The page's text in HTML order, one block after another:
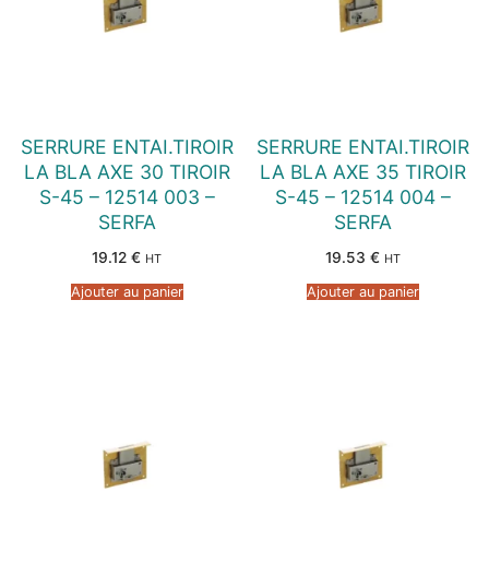
SERRURE ENTAI.TIROIR
LA BLA AXE 30 TIROIR
S-45 – 12514 003 –
SERFA
19.12 € HT
Ajouter au panier
SERRURE ENTAI.TIROIR
LA BLA AXE 35 TIROIR
S-45 – 12514 004 –
SERFA
19.53 € HT
Ajouter au panier